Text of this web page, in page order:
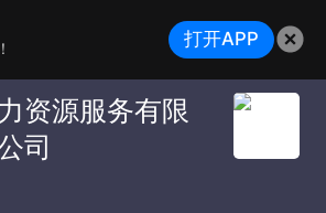
资源服务有限
司
打开APP